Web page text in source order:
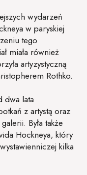
wydarzeń
w paryskiej
tego
miała również
artyzystyczną
Rothko.
dwa lata
z artystą oraz
Była także
Hockneya, który
kilka